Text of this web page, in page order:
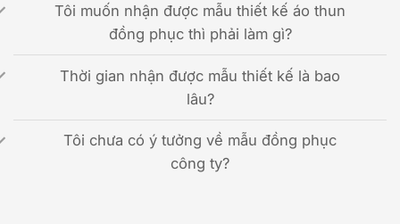
Tôi muốn nhận được mẫu thiết kế áo thun
đồng phục thì phải làm gì?
Thời gian nhận được mẫu thiết kế là bao
lâu?
Tôi chưa có ý tưởng về mẫu đồng phục
công ty?